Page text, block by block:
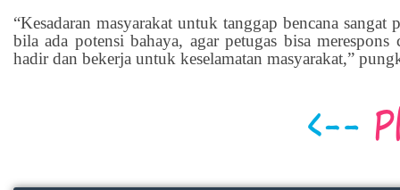
“Kesadaran masyarakat untuk tanggap bencana sangat
bila ada potensi bahaya, agar petugas bisa
hadir dan bekerja untuk keselamatan masyarakat,”